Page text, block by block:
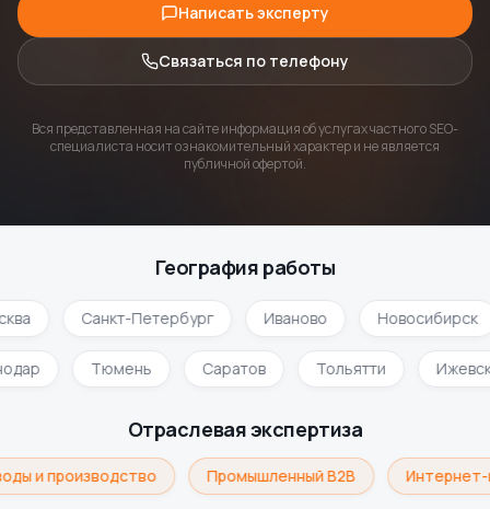
Написать эксперту
Связаться по телефону
Вся представленная на сайте информация об услугах частного SEO-
специалиста носит ознакомительный характер и не является
публичной офертой.
География работы
Санкт-Петербург Иваново Новосибирск
Тюмень Саратов Тольятти
Отраслевая экспертиза
и производство Промышленный B2B Интернет-